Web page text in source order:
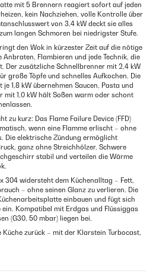
mit 5 Brennern reagiert sofort auf jeden
kein Nachziehen, volle Kontrolle über
von 3,4 kW deckt sie alles
langen Schmoren bei niedrigster Stufe.
den Wok in kürzester Zeit auf die nötige
Flambieren und jede Technik, die
Der zusätzliche Schnellbrenner mit 2,4 kW
große Töpfe und schnelles Aufkochen. Die
1,8 kW übernehmen Saucen, Pasta und
mit 1,0 kW hält Soßen warm oder schont
zu kurz: Das Flame Failure Device (FFD)
wenn eine Flamme erlischt – ohne
Die elektrische Zündung ermöglicht
ganz ohne Streichhölzer. Schwere
stabil und verteilen die Wärme
304 widersteht dem Küchenalltag – Fett,
– ohne seinen Glanz zu verlieren. Die
einbauen und fügt sich
Kompatibel mit Erdgas und Flüssiggas
(G30, 50 mbar) liegen bei.
zurück – mit der Klarstein Turbocast,